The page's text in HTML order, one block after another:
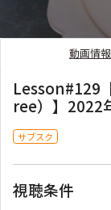
動画情報
Lesson#129
ree）】2022
サブスク
視聴条件